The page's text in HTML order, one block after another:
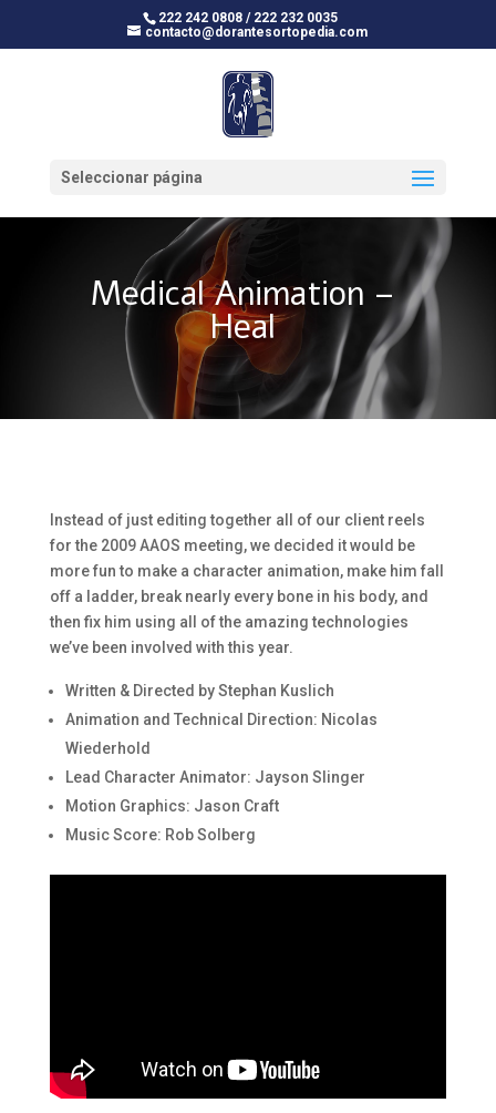
222 242 0808 / 222 232 0035
contacto@dorantesortopedia.com
Seleccionar página
Medical Animation –
Heal
Instead of just editing together all of our client reels
for the 2009 AAOS meeting, we decided it would be
more fun to make a character animation, make him fall
off a ladder, break nearly every bone in his body, and
then fix him using all of the amazing technologies
we’ve been involved with this year.
Written & Directed by Stephan Kuslich
Animation and Technical Direction: Nicolas
Wiederhold
Lead Character Animator: Jayson Slinger
Motion Graphics: Jason Craft
Music Score: Rob Solberg